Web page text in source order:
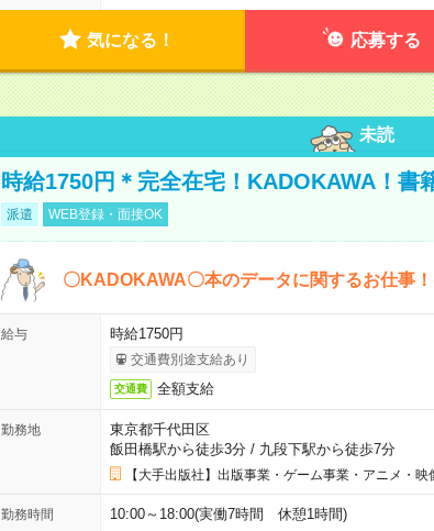
気になる！ 応募する
未読
時給1750円＊完全在宅！KADOKAWA！書
派遣 WEB登録・面接OK
〇KADOKAWA〇本のデータに関するお仕事！
給与 時給1750円
交通費別途支給あり
交通費 全額支給
勤務地
東京都千代田区
飯田橋駅から徒歩3分/ 九段下駅から徒歩7分
【大手出版社】出版事業・ゲーム事業・アニメ・映
勤務時間 10:00～18:00(実働7時間 休憩1時間)